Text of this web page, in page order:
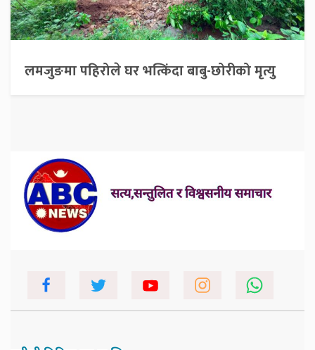
लमजुङमा पहिरोले घर भत्किंदा बाबु-छोरीको मृत्यु